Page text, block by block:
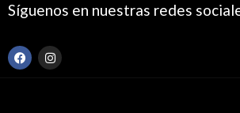
Síguenos en nuestras redes
F
a
I
n